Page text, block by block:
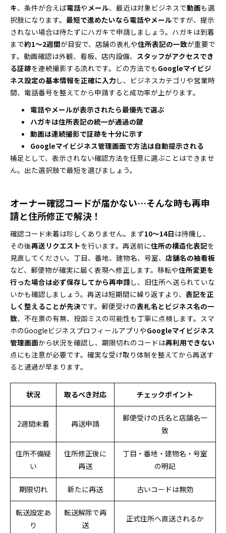
キ、条件が合えば電話やメール、最近は対象ビジネスで動画も選
択肢になります。 最短で進めたいなら電話やメールですが、提示
されない場合は待たずにハガキで申請しましょう。ハガキは到着
まで約1～2週間が目安で、店舗の表札や住所表記の一致が重要で
す。動画確認は外観、看板、店内設備、 スタッフがアクセスでき
る証跡を連続撮影する流れです。どの方法でも Googleマイビジ
ネス設定の基本情報を正確に入力 し、ビジネスカテゴリや営業時
間、電話番号を整えてから申請すると成功率が上がります。
電話やメールが表示されたら最優先で選ぶ
ハガキは住所表記の統一が通過の鍵
動画は連続撮影で証跡を十分に示す
Googleマイビジネス管理画面で方法は自動提示される
補足として、表示されない確認方法を任意に選ぶことはできませ
ん。出た選択肢で最短を選びましょう。
オーナー確認コードが届かない…そんな時も再申
請と住所修正で解決！
確認コード未着は珍しくありません。まず10～14日 は待機し、
その後再送リクエストを行います。再送前に住所の構造化表記を
見直してください。丁目、番地、建物名、号室、 店舗名の袖看板
など、郵便物が確実に届く表現へ修正します。移転や住所変更を
行った場合は必ず保存してから再申請 し、旧住所へ送られていな
いかも確認しましょう。再送は短期間に繰り返すより、 表記を正
しく整えることが先決です。郵便受けの表札名とビジネス名の一
致、不在票の有無、投函ミスの可能性も丁寧に点検します。スマ
ホのGoogleビジネスプロフィールアプリやGoogleマイビジネス
管理画面から状況を確認し、期限切れのコードは再利用できない
点にも注意が必要です。確実な受け取り体制を整えてから再送す
ると通過が早まります。
状況 取るべき対応 チェックポイント
2週間未着 再送申請
郵便受けの氏名と店舗名一
致
住所不備疑
い
住所修正後に
再送
丁目・番地・建物名・号室
の明記
期限切れ 新たに再送 古いコードは無効
転送設定あ
り
転送解除で再
送
正式住所へ直送されるか